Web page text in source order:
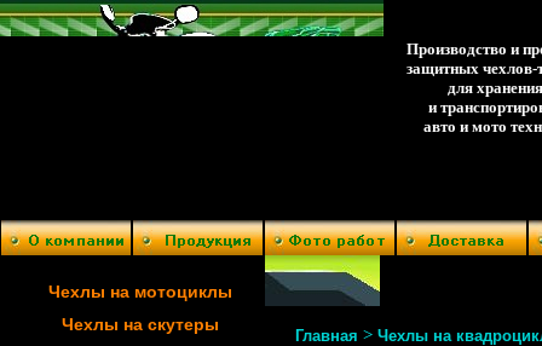
Производство и
защитных чехлов-
для хранения
и
авто и мото
Чехлы на мотоциклы
Чехлы на скутеры
Главная > Чехлы на